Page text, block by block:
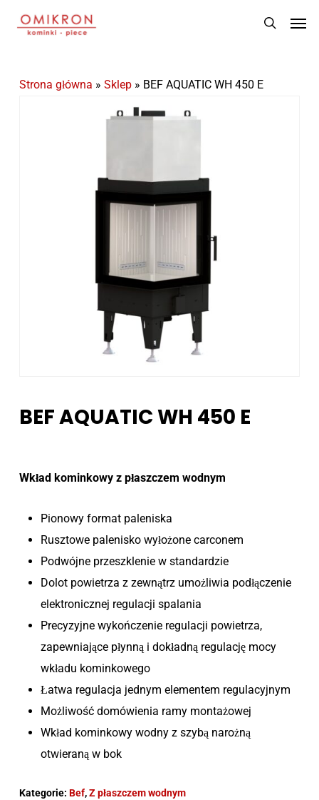
search
Strona główna » Sklep» BEF AQUATIC WH 450 E
BEF AQUATIC WH 450 E
Wkład kominkowy z płaszczem wodnym
Pionowy format paleniska
Rusztowe palenisko wyłożone carconem
Podwójne przeszklenie w standardzie
Dolot powietrza z zewnątrz umożliwia podłączenie
elektronicznej regulacji spalania
Precyzyjne wykończenie regulacji powietrza,
zapewniające płynną i dokładną regulację mocy
wkładu kominkowego
Łatwa regulacja jednym elementem regulacyjnym
Możliwość domówienia ramy montażowej
Wkład kominkowy wodny z szybą narożną
otwieraną w bok
Kategorie: Bef,Z płaszczem wodnym